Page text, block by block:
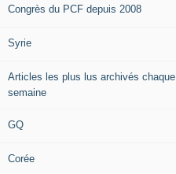
Congrès du PCF depuis 2008
Syrie
Articles les plus lus archivés chaque
semaine
GQ
Corée